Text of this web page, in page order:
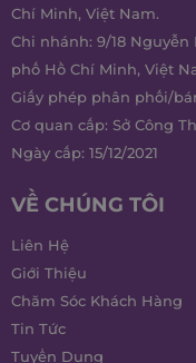
Chí Minh, Việt Nam.
Chi nhánh: 9/18
phố Hồ Chí Minh, Việt
Giấy phép phân phối/
Cơ quan cấp: Sở Công
Ngày cấp: 15/12/2021
VỀ CHÚNG TÔI
Liên Hệ
Giới Thiệu
Chăm Sóc Khách Hàng
Tin Tức
Tuyển Dụng